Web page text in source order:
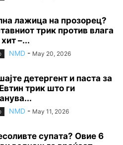
лажица на прозорец?
трик против влага
–...
NMD - May 20, 2026
детергент и паста за
трик што ги
NMD - May 11, 2026
супата? Овие 6